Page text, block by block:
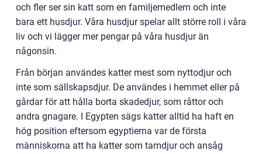
och fler ser sin katt som en familjemedlem och inte
bara ett husdjur. Våra husdjur spelar allt större roll i våra
liv och vi lägger mer pengar på våra husdjur än
någonsin.
Från början användes katter mest som nyttodjur och
inte som sällskapsdjur. De användes i hemmet eller på
gårdar för att hålla borta skadedjur, som råttor och
andra gnagare. I Egypten sägs katter alltid ha haft en
hög position eftersom egyptierna var de första
människorna att ha katter som tamdjur och ansåg